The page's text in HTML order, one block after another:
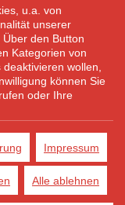
handelt es sich um
u.a. von
unserer
den Button
Kategorien von
wollen,
können Sie
oder Ihre
Impressum
Alle ablehnen